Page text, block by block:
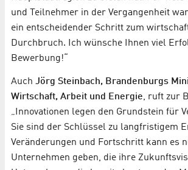
und Teilnehmer in der Vergangenheit
ein entscheidender Schritt zum
Durchbruch. Ich wünsche Ihnen viel
Bewerbung!“
Auch Jörg Steinbach, Brandenburgs
Wirtschaft, Arbeit und Energie, ruft zur
„Innovationen legen den Grundstein für
Sie sind der Schlüssel zu langfristigem
Veränderungen und Fortschritt kann es
Unternehmen geben, die ihre